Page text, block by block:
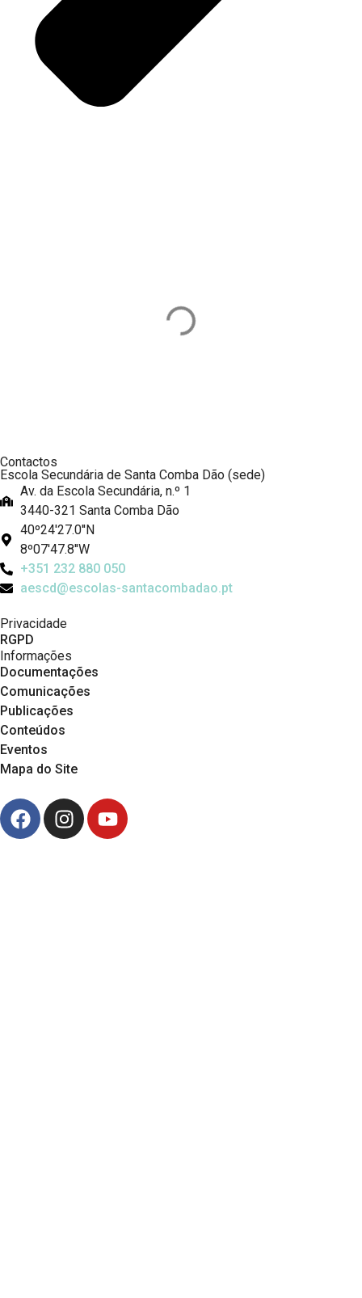
Contactos
Escola Secundária de Santa Comba Dão (sede)
Av. da Escola Secundária, n.º 1
3440-321 Santa Comba Dão
40º24'27.0''N
8º07'47.8''W
+351 232 880 050
aescd@escolas-santacombadao.pt
Privacidade
RGPD
Informações
Documentações
Comunicações
Publicações
Conteúdos
Eventos
Mapa do Site